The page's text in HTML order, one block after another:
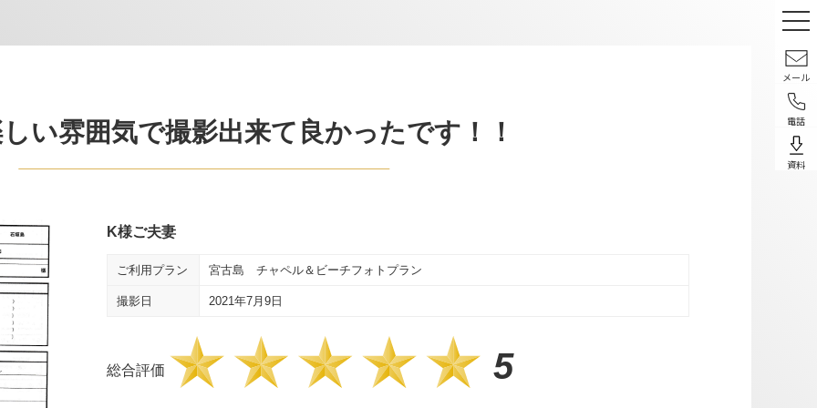
メール
電話
資料
い雰囲気で撮影出来て良かったです！！
K様ご夫妻
ご利用プラン 宮古島 チャペル＆ビーチフォトプラン
撮影日 2021年7月9日
総合評価 5